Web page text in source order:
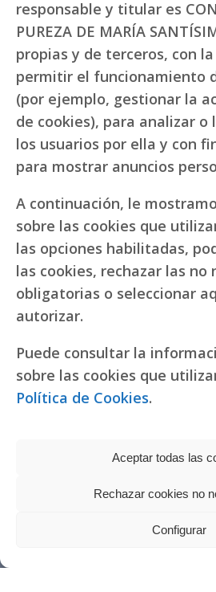
responsable y titular es
PUREZA DE MARÍA
propias y de terceros, con
permitir el funcionamiento
(por ejemplo, gestionar la
de cookies), para analizar o
los usuarios por ella y con
para mostrar anuncios
A continuación, le
sobre las cookies que
las opciones habilitadas,
las cookies, rechazar las no
obligatorias o seleccionar
autorizar.
Puede consultar la
sobre las cookies que
Política de Cookies.
Aceptar todas las
Rechazar cookies no
Configurar
Copyright © 2022 RR. Pureza de